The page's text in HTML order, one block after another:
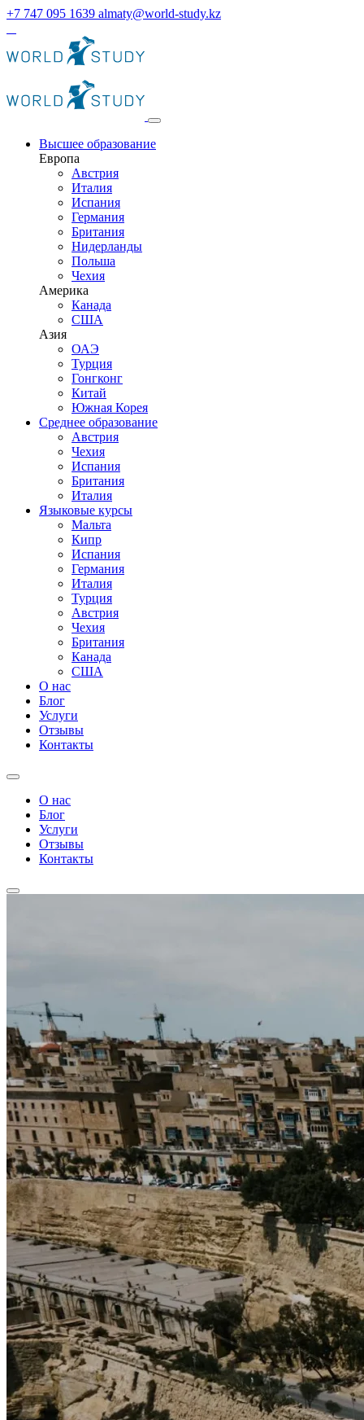
+7 747 095 1639 almaty@world-study.kz
Высшее образование
Европа
Австрия
Италия
Испания
Германия
Британия
Нидерланды
Польша
Чехия
Америка
Канада
США
Азия
ОАЭ
Турция
Гонгконг
Китай
Южная Корея
Среднее образование
Австрия
Чехия
Испания
Британия
Италия
Языковые курсы
Мальта
Кипр
Испания
Германия
Италия
Турция
Австрия
Чехия
Британия
Канада
США
О нас
Блог
Услуги
Отзывы
Контакты
О нас
Блог
Услуги
Отзывы
Контакты